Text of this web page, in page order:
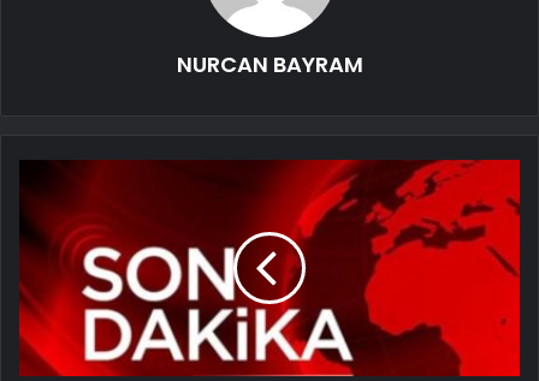
NURCAN BAYRAM